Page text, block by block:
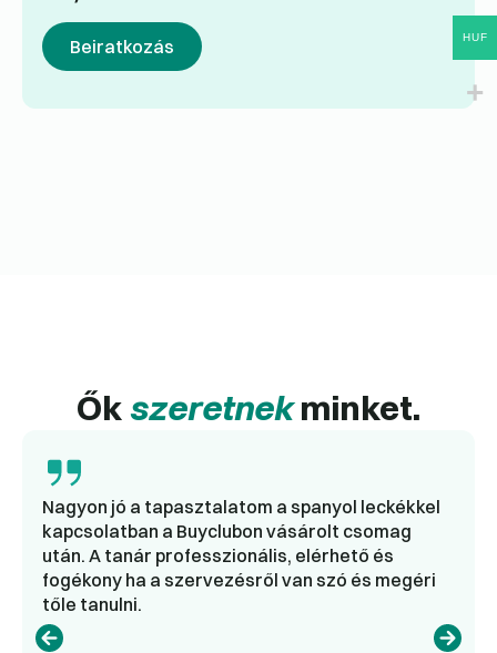
Beiratkozás
Őkszeretnekminket.
Nagyon jó a tapasztalatom a spanyol leckékkel
kapcsolatban a Buyclubon vásárolt csomag
után. A tanár professzionális, elérhető és
fogékony ha a szervezésről van szó és megéri
tőle tanulni.
HUF